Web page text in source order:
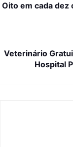
Oito em cada dez
Veterinário
Hospital